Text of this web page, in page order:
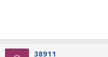
38911